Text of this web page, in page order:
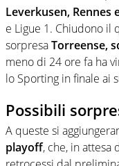
Leverkusen, Rennes
e Ligue 1. Chiudono il
sorpresaTorreense,
meno di 24 ore fa ha
lo Sporting in finale ai
Possibili
A queste si
playoff, che, in attesa